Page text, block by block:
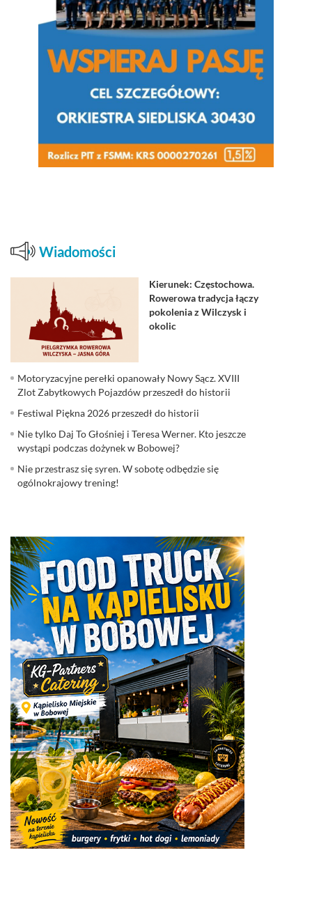
Wiadomości
Kierunek: Częstochowa.
Rowerowa tradycja łączy
pokolenia z Wilczysk i
okolic
Motoryzacyjne perełki opanowały Nowy Sącz. XVIII
Zlot Zabytkowych Pojazdów przeszedł do historii
Festiwal Piękna 2026 przeszedł do historii
Nie tylko Daj To Głośniej i Teresa Werner. Kto jeszcze
wystąpi podczas dożynek w Bobowej?
Nie przestrasz się syren. W sobotę odbędzie się
ogólnokrajowy trening!